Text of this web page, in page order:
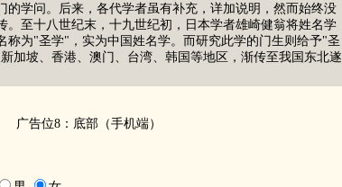
的学问。后来，各代学者虽有补充，详加说明，然而始终没
。至十八世纪末，十九世纪初，日本学者雄崎健翁将姓名学
称为"圣学"，实为中国姓名学。而研究此学的门生则给予"圣
加坡、香港、澳门、台湾、韩国等地区，渐传至我国东北遂
广告位8：底部（手机端）